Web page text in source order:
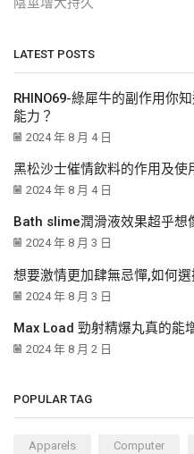
LATEST POSTS
RHINO69-綠犀牛的副作用你
能力？
2024 年 8 月 4 日
黑松沙士催情飲料的作用及使
2024 年 8 月 4 日
Bath slime潤滑液效果超乎想
2024 年 8 月 3 日
想要激情更加肆無忌憚,如何
2024 年 8 月 3 日
Max Load 勁射精爆丸真的能
2024 年 8 月 2 日
POPULAR TAG
Apparels Computer